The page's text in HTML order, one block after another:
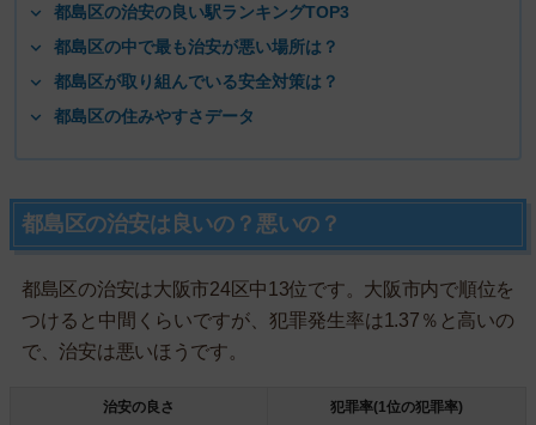
都島区の治安の良い駅ランキングTOP3
都島区の中で最も治安が悪い場所は？
都島区が取り組んでいる安全対策は？
都島区の住みやすさデータ
都島区の治安は良いの？悪いの？
都島区の治安は大阪市24区中13位です。大阪市内で順位を
つけると中間くらいですが、犯罪発生率は1.37％と高いの
で、治安は悪いほうです。
治安の良さ 犯罪率(1位の犯罪率)